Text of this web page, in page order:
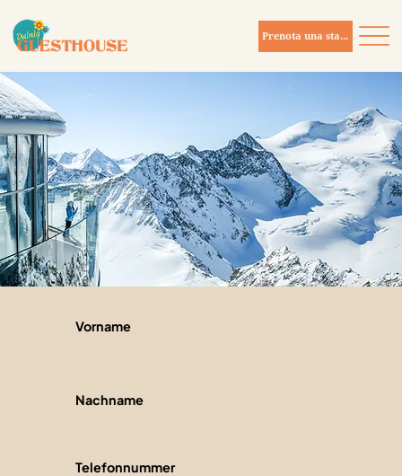
Prenota una stanza
Vorname
Nachname
Telefonnummer